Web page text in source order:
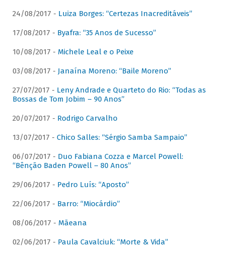
24/08/2017 - Luiza Borges: “Certezas Inacreditáveis”
17/08/2017 - Byafra: “35 Anos de Sucesso”
10/08/2017 - Michele Leal e o Peixe
03/08/2017 - Janaína Moreno: “Baile Moreno”
27/07/2017 - Leny Andrade e Quarteto do Rio: “Todas as
Bossas de Tom Jobim – 90 Anos”
20/07/2017 - Rodrigo Carvalho
13/07/2017 - Chico Salles: “Sérgio Samba Sampaio”
06/07/2017 - Duo Fabiana Cozza e Marcel Powell:
“Bênção Baden Powell – 80 Anos”
29/06/2017 - Pedro Luís: “Aposto”
22/06/2017 - Barro: “Miocárdio”
08/06/2017 - Mãeana
02/06/2017 - Paula Cavalciuk: “Morte & Vida”